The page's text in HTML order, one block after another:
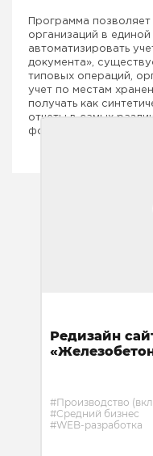
Программа позволяет
организаций в
автоматизировать
документа»,
типовых операций,
учет по местам
получать как
отчеты в самых
формировать
Редизайн
#Производство
#Средний бизнес
#WEB-разработка